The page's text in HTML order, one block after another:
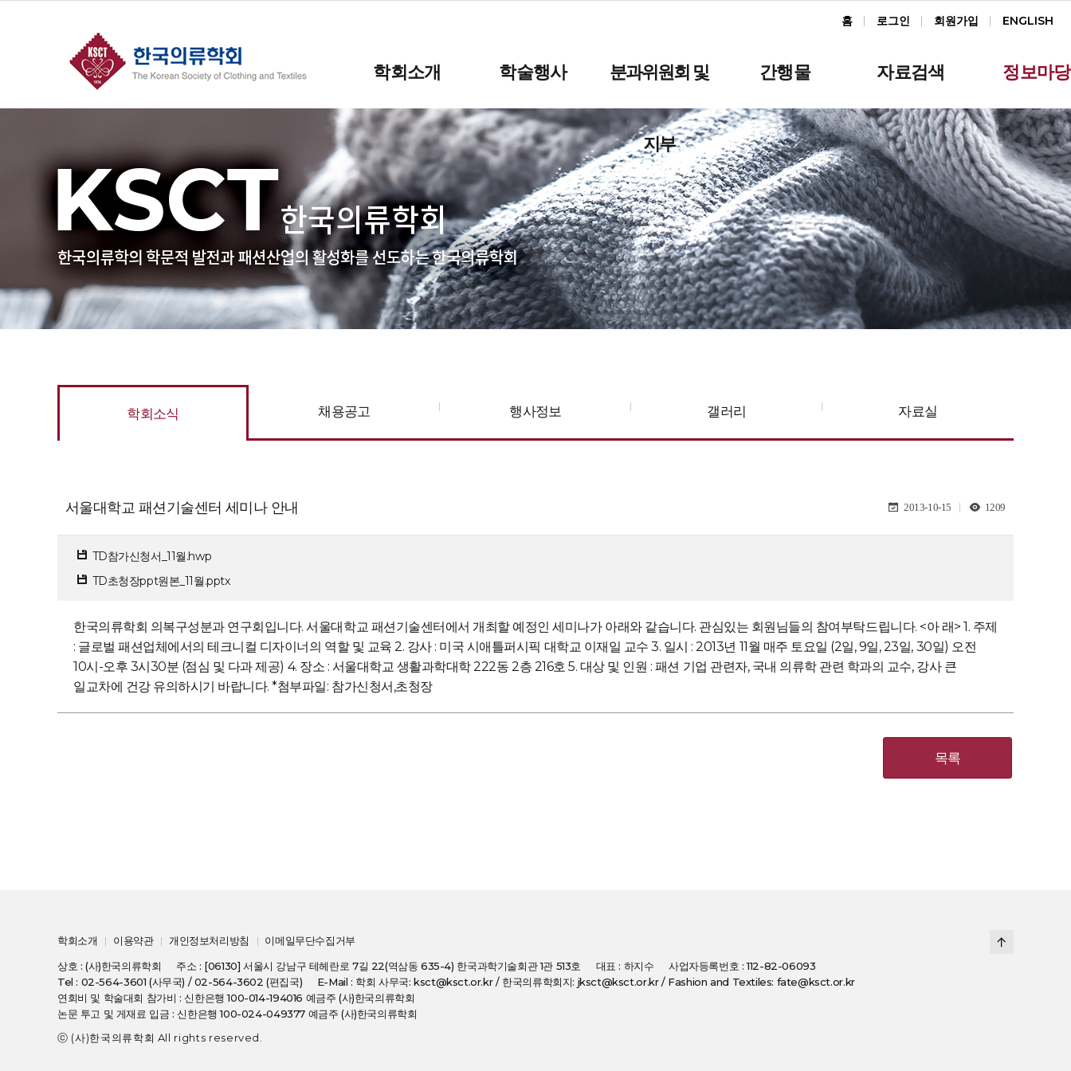
홈 로그인 회원가입 ENGLISH
학회소개 학술행사 분과위원회 및
지부
간행물 자료검색 정보마당
학회소식 채용공고 행사정보 갤러리 자료실
서울대학교 패션기술센터 세미나 안내 2013-10-15 1209
TD참가신청서_11월.hwp
TD초청장ppt원본_11월.pptx
한국의류학회 의복구성분과 연구회입니다. 서울대학교 패션기술센터에서 개최할 예정인 세미나가 아래와 같습니다. 관심있는 회원님들의 참여부탁드립니다. <아 래> 1. 주제
: 글로벌 패션업체에서의 테크니컬 디자이너의 역할 및 교육 2. 강사 : 미국 시애틀퍼시픽 대학교 이재일 교수 3. 일시 : 2013년 11월 매주 토요일 (2일, 9일, 23일, 30일) 오전
10시-오후 3시30분 (점심 및 다과 제공) 4. 장소 : 서울대학교 생활과학대학 222동 2층 216호 5. 대상 및 인원 : 패션 기업 관련자, 국내 의류학 관련 학과의 교수, 강사 큰
일교차에 건강 유의하시기 바랍니다. *첨부파일: 참가신청서,초청장
목록
학회소개 이용약관 개인정보처리방침
이메일무단수집거부
상호 : (사)한국의류학회
주소 : [06130] 서울시 강남구 테헤란로 7길 22(역삼동 635-4) 한국과학기술회관 1관 513호 대표 : 하지수
사업자등록번호 : 112-82-06093
Tel : 02-564-3601 (사무국) / 02-564-3602 (편집국)
E-Mail : 학회 사무국: ksct@ksct.or.kr / 한국의류학회지: jksct@ksct.or.kr / Fashion and Textiles: fate@ksct.or.kr
연회비 및 학술대회 참가비 : 신한은행 100-014-194016 예금주 (사)한국의류학회
논문 투고 및 게재료 입금 : 신한은행 100-024-049377 예금주 (사)한국의류학회
ⓒ (사)한국의류학회 All rights reserved.